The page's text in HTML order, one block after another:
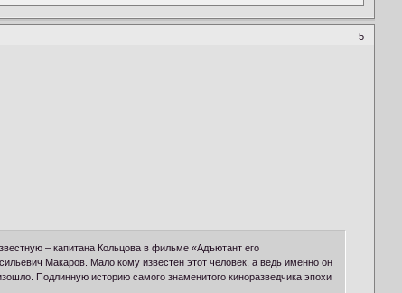
5
– капитана Кольцова в фильме «Адъютант его
Макаров. Мало кому известен этот человек, а ведь именно он
Подлинную историю самого знаменитого киноразведчика эпохи